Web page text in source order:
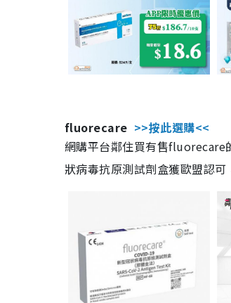
fluorecare >>按此選購<<
網購平台鄰住買有售fluorecare
狀病毒抗原測試劑盒獲歐盟認